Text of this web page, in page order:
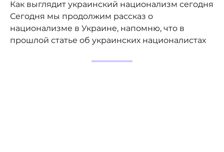
Как выглядит украинский национализм сегодня
Сегодня мы продолжим рассказ о
национализме в Украине, напомню, что в
прошлой статье об украинских националистах